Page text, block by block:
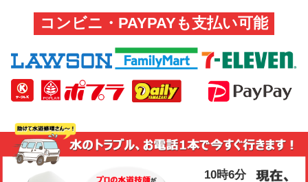
コンビニ・PAYPAYも支払い可能
10時6分